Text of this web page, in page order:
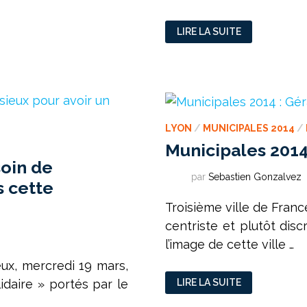
MUNICIPALES
2014
:
TOUS
LIRE LA SUITE
de
cette
mercredi 19 mars,
» portés par le
LYON / MUNICIPALES 2014 /
Municipales
par Sebastien Gonzalvez
Troisième ville de
centriste et plutôt
l’image de cette ville …
MUNICIPALES
2014
:
LIRE LA SUITE